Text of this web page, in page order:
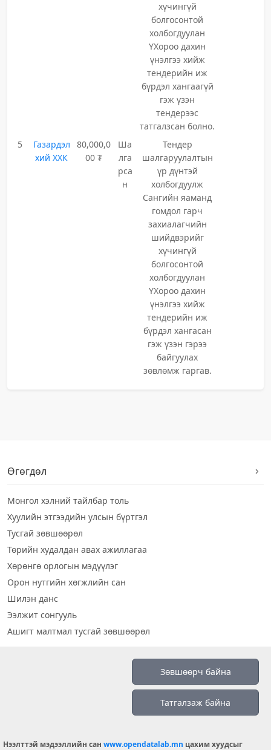
хүчингүй
болгосонтой
холбогдуулан
ҮХороо дахин
үнэлгээ хийж
тендерийн иж
бүрдэл хангаагүй
гэж үзэн
тендерээс
татгалзсан болно.
5
Газардэл
хий ХХК
80,000,0
00 ₮
Ша
лга
рса
н
Тендер
шалгаруулалтын
үр дүнтэй
холбогдуулж
Сангийн яаманд
гомдол гарч
захиалагчийн
шийдвэрийг
хүчингүй
болгосонтой
холбогдуулан
ҮХороо дахин
үнэлгээ хийж
тендерийн иж
бүрдэл хангасан
гэж үзэн гэрээ
байгуулах
зөвлөмж гаргав.
Өгөгдөл
Монгол хэлний тайлбар толь
Хуулийн этгээдийн улсын бүртгэл
Тусгай зөвшөөрөл
Төрийн худалдан авах ажиллагаа
Хөрөнгө орлогын мэдүүлэг
Орон нутгийн хөгжлийн сан
Шилэн данс
Ээлжит сонгууль
Ашигт малтмал тусгай зөвшөөрөл
info@opendatalab.mn
Зөвшөөрч байна
Татгалзаж байна
Нээлттэй мэдээллийн сан www.opendatalab.mn цахим хуудсыг